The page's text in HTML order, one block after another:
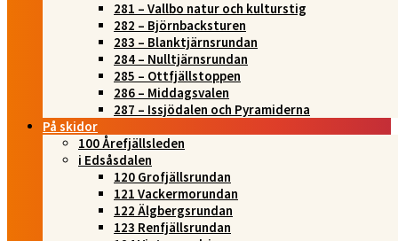
281 – Vallbo natur och kulturstig
282 – Björnbacksturen
283 – Blanktjärnsrundan
284 – Nulltjärnsrundan
285 – Ottfjällstoppen
286 – Middagsvalen
287 – Issjödalen och Pyramiderna
På skidor
100 Årefjällsleden
i Edsåsdalen
120 Grofjällsrundan
121 Vackermorundan
122 Älgbergsrundan
123 Renfjällsrundan